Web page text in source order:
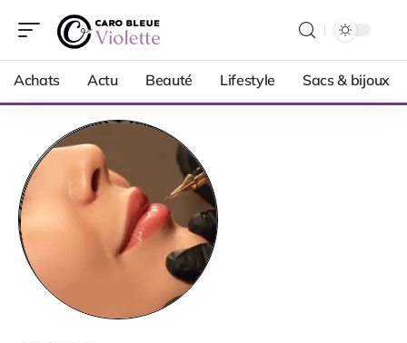
Achats Actu Beauté Lifestyle Sacs & bijoux